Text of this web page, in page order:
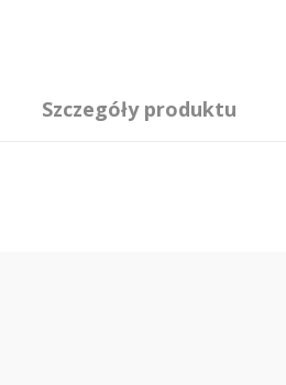
Szczegóły produktu